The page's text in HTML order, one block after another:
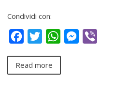
Condividi con:
FacebookTwitterWhatsAppMessenger
Read more